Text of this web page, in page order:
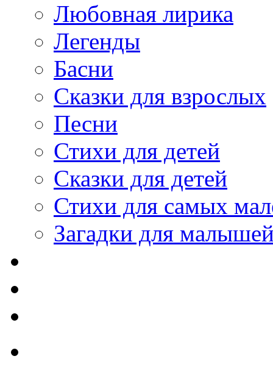
Любовная лирика
Легенды
Басни
Сказки для взрослых
Песни
Стихи для детей
Сказки для детей
Стихи для самых
Загадки для